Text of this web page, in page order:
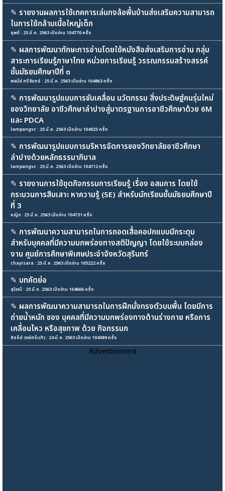
✎ รายงานผลการใช้เทคการเล่นกงล้อพื้นบ้านส่งเสริมความสามารถ
ในการใช้กล้ามเนื้อใหญ่เด็ก
ยุพดี : 25 มี.ค. 2563 เปิดอ่าน 104770 ครั้ง
✎ ผลการพัฒนาทักษะการอ่านโดยใช้หนังสือส่งเสริมการอ่าน กลุ่ม
สาระการเรียนรู้ภาษาไทย หน่วยการเรียนรู้ วรรณกรรมสร้างสรรค์
ชั้นมัธยมศึกษาปีที่ ๓
พจนีย์ ศรีจันทร์ : 25 มี.ค. 2563 เปิดอ่าน 104863 ครั้ง
✎ การพัฒนารูปแบบการขับเคลื่อน นวัตกรรม สิ่งประดิษฐ์คนรุ่นใหม่
ของวิทยาลัย อาชีวศึกษาลำปางสู่มาตรฐานการอาชีวศึกษาด้วย 6M
และ PDCA
lampangvc : 25 มี.ค. 2563 เปิดอ่าน 104925 ครั้ง
✎ การพัฒนารูปแบบการบริหารจัดการของวิทยาลัยอาชีวศึกษา
ลำปางด้วยหลักธรรมาภิบาล
lampangvc : 25 มี.ค. 2563 เปิดอ่าน 104712 ครั้ง
✎ รายงานการใช้ชุดกิจกรรมการเรียนรู้ เรื่อง อสมการ โดยใช้
กระบวนการสืบเสาะ หาความรู้ (5E) สำหรับนักเรียนชั้นมัธยมศึกษาปี
ที่ 3
หญิง : 25 มี.ค. 2563 เปิดอ่าน 104731 ครั้ง
✎ การพัฒนาความสามารถในการถอดเสื้อคอปกแบบมีกระดุม
สำหรับบุคคลที่มีความบกพร่องทางสติปัญญา โดยใช้ระบบกล่อง
งาน ศูนย์การศึกษาพิเศษประจำจังหวัดสุรินทร์
chayisara : 25 มี.ค. 2563 เปิดอ่าน 105222 ครั้ง
✎ บทคัดย่อ
สุไอณี : 25 มี.ค. 2563 เปิดอ่าน 104666 ครั้ง
✎ ผลการพัฒนาความสามารถในการฝึกนั่งทรงตัวบนพื้น โดยมีการ
ถ่ายน้ำหนัก ของ บุคคลที่มีความบกพร่องทางด้านร่างกาย หรือการ
เคลื่อนไหว หรือสุขภาพ ด้วย กิจกรรมก
ชัชรีย์ วงษ์ศรีแก้ว : 24 มี.ค. 2563 เปิดอ่าน 104989 ครั้ง
Advertisement